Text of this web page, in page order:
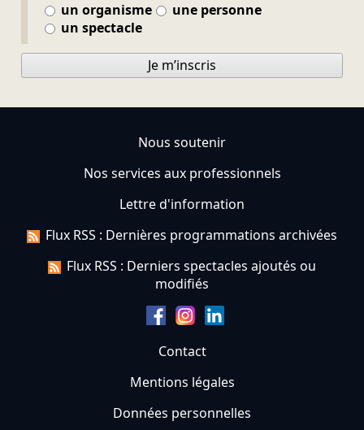
un organisme
une personne
un spectacle
Je m’inscris
Nous soutenir
Nos services aux professionnels
Lettre d'information
Flux RSS : Dernières programmations archivées
Flux RSS : Derniers spectacles ajoutés ou
modifiés
Contact
Mentions légales
Données personnelles